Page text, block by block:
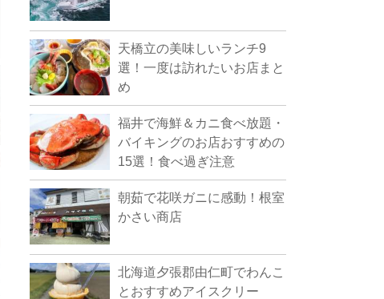
天橋立の美味しいランチ9
選！一度は訪れたいお店まと
め
福井で海鮮＆カニ食べ放題・
バイキングのお店おすすめの
15選！食べ過ぎ注意
朝茹で花咲ガニに感動！根室
かさい商店
北海道夕張郡由仁町でわんこ
とおすすめアイスクリー